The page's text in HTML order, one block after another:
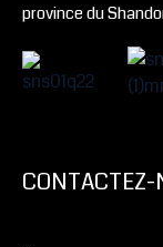
province du
CONTACTEZ-